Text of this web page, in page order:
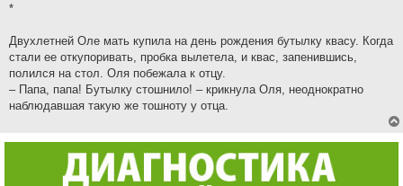
*
Двухлетней Оле мать купила на день рождения бутылку квасу. Когда
стали ее откупоривать, пробка вылетела, и квас, запенившись,
полился на стол. Оля побежала к отцу.
– Папа, папа! Бутылку стошнило! – крикнула Оля, неоднократно
наблюдавшая такую же тошноту у отца.